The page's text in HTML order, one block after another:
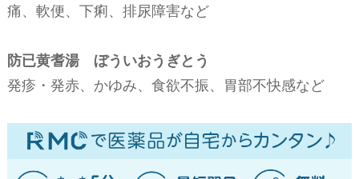
痛、軟便、下痢、排尿障害など
防已黄耆湯 ぼういおうぎとう
発疹・発赤、かゆみ、食欲不振、胃部不快感など